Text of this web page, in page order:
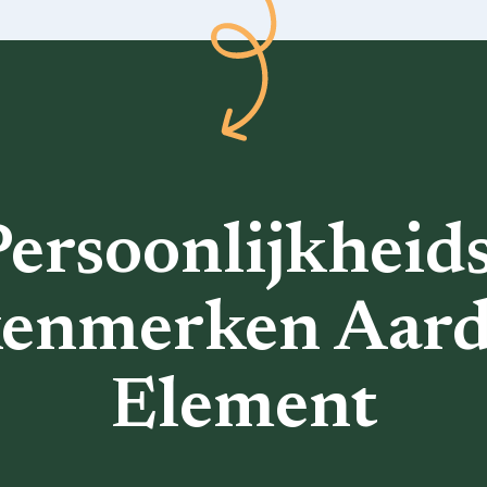
Element